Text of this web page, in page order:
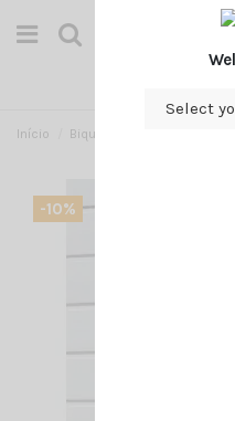
Início Biquini top cortininha +
-10%
Select